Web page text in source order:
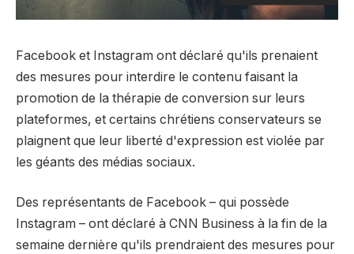
Facebook et Instagram ont déclaré qu'ils prenaient
des mesures pour interdire le contenu faisant la
promotion de la thérapie de conversion sur leurs
plateformes, et certains chrétiens conservateurs se
plaignent que leur liberté d'expression est violée par
les géants des médias sociaux.
Des représentants de Facebook – qui possède
Instagram – ont déclaré à CNN Business à la fin de la
semaine dernière qu'ils prendraient des mesures pour